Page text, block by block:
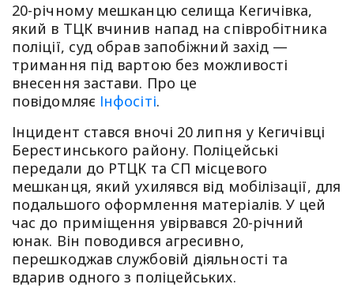
20-річному мешканцю селища Кегичівка,
який в ТЦК вчинив напад на співробітника
поліції, суд обрав запобіжний захід —
тримання під вартою без можливості
внесення застави. Про це
повідомляє Інфосіті.
Інцидент стався вночі 20 липня у Кегичівці
Берестинського району. Поліцейські
передали до РТЦК та СП місцевого
мешканця, який ухилявся від мобілізації, для
подальшого оформлення матеріалів. У цей
час до приміщення увірвався 20-річний
юнак. Він поводився агресивно,
перешкоджав службовій діяльності та
вдарив одного з поліцейських.